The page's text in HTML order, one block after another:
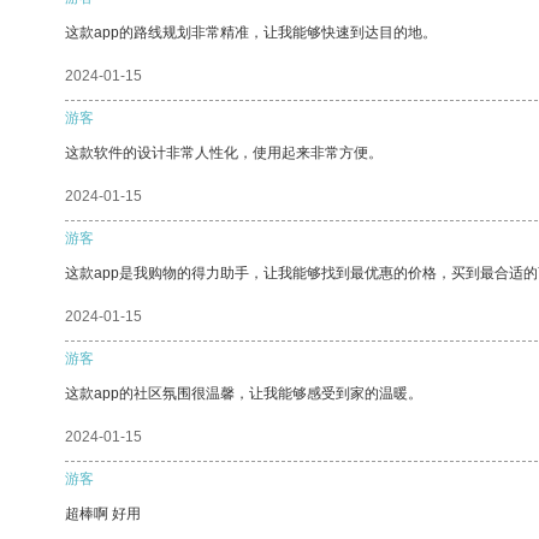
这款app的路线规划非常精准，让我能够快速到达目的地。
2024-01-15
游客
这款软件的设计非常人性化，使用起来非常方便。
2024-01-15
游客
这款app是我购物的得力助手，让我能够找到最优惠的价格，买到最合适
2024-01-15
游客
这款app的社区氛围很温馨，让我能够感受到家的温暖。
2024-01-15
游客
超棒啊 好用